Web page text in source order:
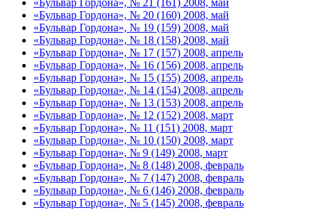
«Бульвар Гордона», № 20 (160) 2008, май
«Бульвар Гордона», № 19 (159) 2008, май
«Бульвар Гордона», № 18 (158) 2008, май
«Бульвар Гордона», № 17 (157) 2008, апрель
«Бульвар Гордона», № 16 (156) 2008, апрель
«Бульвар Гордона», № 15 (155) 2008, апрель
«Бульвар Гордона», № 14 (154) 2008, апрель
«Бульвар Гордона», № 13 (153) 2008, апрель
«Бульвар Гордона», № 12 (152) 2008, март
«Бульвар Гордона», № 11 (151) 2008, март
«Бульвар Гордона», № 10 (150) 2008, март
«Бульвар Гордона», № 9 (149) 2008, март
«Бульвар Гордона», № 8 (148) 2008, февраль
«Бульвар Гордона», № 7 (147) 2008, февраль
«Бульвар Гордона», № 6 (146) 2008, февраль
«Бульвар Гордона», № 5 (145) 2008, февраль